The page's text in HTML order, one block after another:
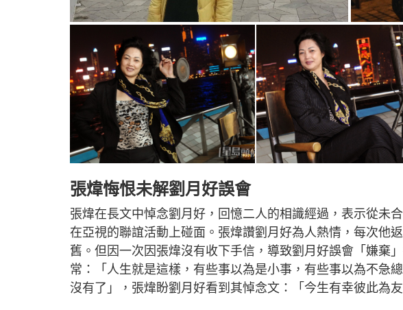
張煒悔恨未解劉月好誤會
張煒在長文中悼念劉月好，回憶二人的相識經過，表示從未
在亞視的聯誼活動上碰面。張煒讚劉月好為人熱情，每次他
舊。但因一次因張煒沒有收下手信，導致劉月好誤會「嫌棄
常：「人生就是這樣，有些事以為是小事，有些事以為不急
沒有了」，張煒盼劉月好看到其悼念文：「今生有幸彼此為